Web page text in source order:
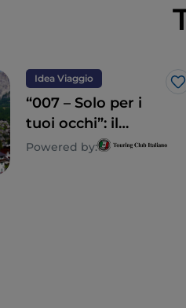
Idea Viaggio
“007 – Solo per i
tuoi occhi”: il
fascino di Cortina
Powered by: